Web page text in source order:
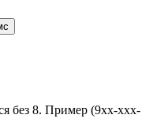
без 8. Пример (9хх-ххх-